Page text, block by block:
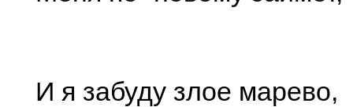
И я забуду злое марево,